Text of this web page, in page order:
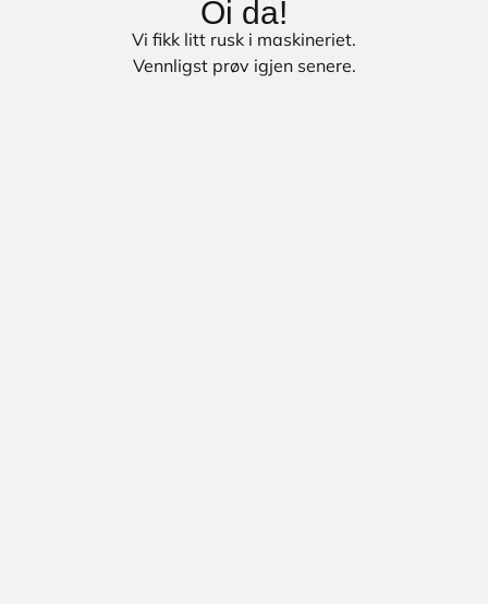
Oi da!
Vi fikk litt rusk i maskineriet.
Vennligst prøv igjen senere.